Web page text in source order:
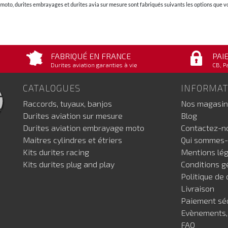
durites embrayages et durites avia sur mesure sont fabriqués suivants les options que
FABRIQUÉ EN FRANCE
Durites aviation garanties à vie CB,
CATALOGUES
Raccords, tuyaux, banjos
Durites aviation sur mesure
Durites aviation embrayage moto
Maitres cylindres et étriers
Kits durites racing
Kits durites plug and play
Nos
Blog
Contactez-
Qui
Mentions
Conditions
Politique de
Livraison
Paiement
FAQ